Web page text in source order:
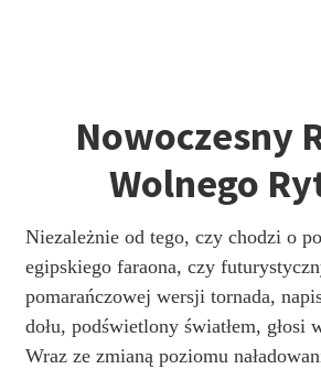
Nowoczesny
Wolnego
Niezależnie od tego, czy chodzi o
egipskiego faraona, czy
pomarańczowej wersji tornada,
dołu, podświetlony światłem, głosi
Wraz ze zmianą poziomu